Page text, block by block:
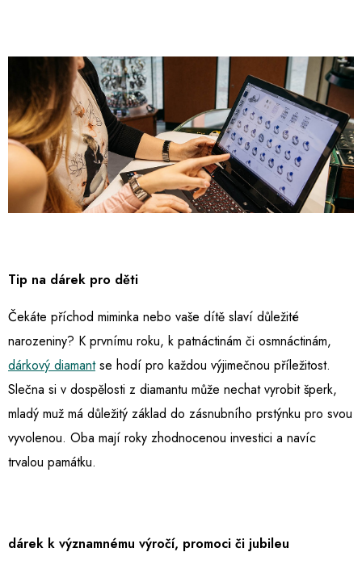
Tip na dárek pro děti
Čekáte příchod miminka nebo vaše dítě slaví důležité
narozeniny? K prvnímu roku, k patnáctinám či osmnáctinám,
dárkový diamantse hodí pro každou výjimečnou příležitost.
Slečna si v dospělosti z diamantu může nechat vyrobit šperk,
mladý muž má důležitý základ do zásnubního prstýnku pro svou
vyvolenou. Oba mají roky zhodnocenou investici a navíc
trvalou památku.
dárek k významnému výročí, promoci či jubileu